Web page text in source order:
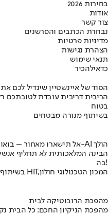
בחירות 2026
אודות
צור קשר
נבחרת הכתבים והפרשנים
מדיניות פרטיות
הצהרת נגישות
תנאי שימוש
כדאילהכיר
הסוד של איינשטיין שיגדיל לכם
הריבית דריבית עובדת לטובתכם
בטוח
בשיתוף מנורה מבטחים
אל תישארו מאחור – בואו לגלות לאן ה-AI הולך
הבינה המלאכותית לא תחליף
בה!
בשיתוף HIT,המכון הטכנולוגי חולון
מהפכת הרובוטיקה לבית
מהפכת הניקיון החכם: כל הבית